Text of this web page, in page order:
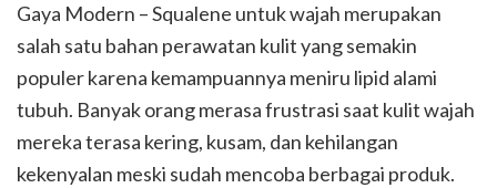
Gaya Modern – Squalene untuk wajah merupakan
salah satu bahan perawatan kulit yang semakin
populer karena kemampuannya meniru lipid alami
tubuh. Banyak orang merasa frustrasi saat kulit wajah
mereka terasa kering, kusam, dan kehilangan
kekenyalan meski sudah mencoba berbagai produk.